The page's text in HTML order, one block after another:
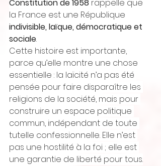
Constitution de 1958 rappelle que
la France est une République
indivisible, laïque, démocratique et
sociale.
Cette histoire est importante,
parce qu’elle montre une chose
essentielle : la laïcité n’a pas été
pensée pour faire disparaître les
religions de la société, mais pour
construire un espace politique
commun, indépendant de toute
tutelle confessionnelle. Elle n’est
pas une hostilité à la foi ; elle est
une garantie de liberté pour tous.